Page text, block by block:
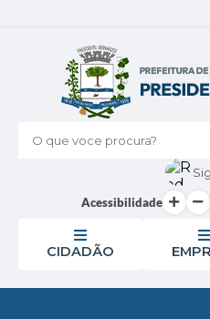
O que voce procura?
Acessibilidade
CIDADÃO